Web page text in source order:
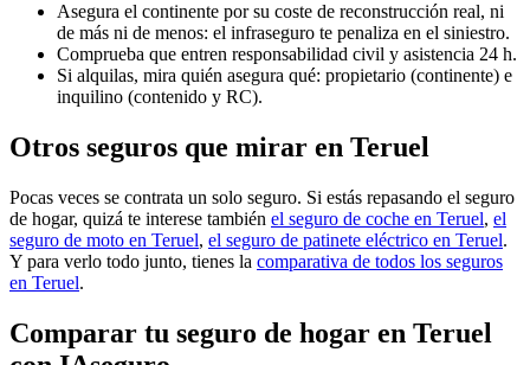
Asegura el continente por su coste de reconstrucción real, ni
de más ni de menos: el infraseguro te penaliza en el siniestro.
Comprueba que entren responsabilidad civil y asistencia 24 h.
Si alquilas, mira quién asegura qué: propietario (continente) e
inquilino (contenido y RC).
Otros seguros que mirar en Teruel
Pocas veces se contrata un solo seguro. Si estás repasando el seguro
de hogar, quizá te interese también el seguro de coche en Teruel, el
seguro de moto en Teruel, el seguro de patinete eléctrico en Teruel.
Y para verlo todo junto, tienes la comparativa de todos los seguros
en Teruel.
Comparar tu seguro de hogar en Teruel